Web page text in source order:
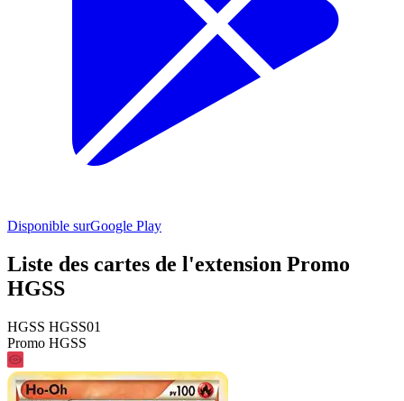
Disponible surGoogle Play
Liste des cartes de l'extension Promo
HGSS
HGSS HGSS01
Promo HGSS